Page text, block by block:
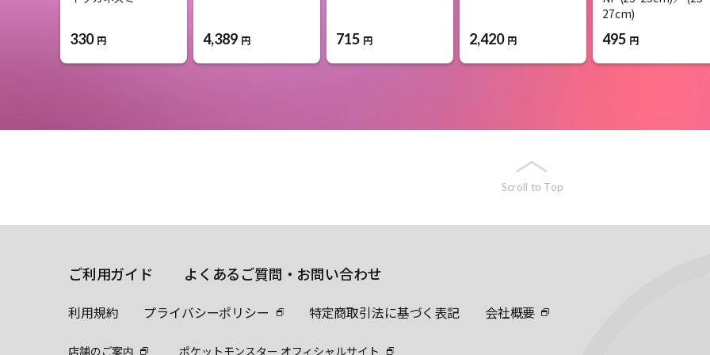
330 円 4,389 円 715 円 2,420 円
27cm)
495 円
Scroll to Top
ご利用ガイド よくあるご質問・お問い合わせ
利用規約 プライバシーポリシー 特定商取引法に基づく表記 会社概要
店舗のご案内 ポケットモンスター オフィシャルサイト